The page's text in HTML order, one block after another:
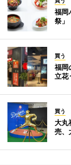
福岡
祭」
買う
福岡
立花
買う
大丸
売、